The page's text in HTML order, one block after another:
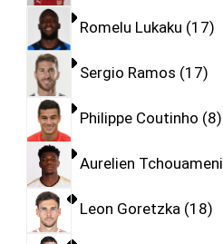
Romelu Lukaku 17
Sergio Ramos 17
Philippe Coutinho 8
Aurelien Tchouameni
Leon Goretzka 18